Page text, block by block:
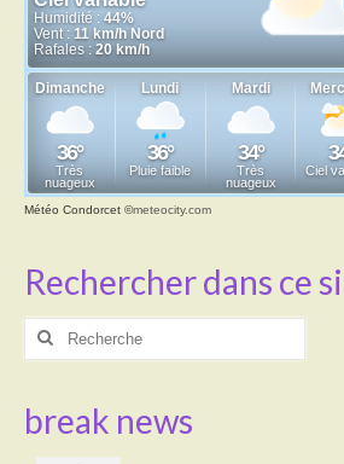
L’école
Environnement
Transport
Cimetière
Culte
DECHETS VERTS
Météo Condorcet ©meteocity.com
Rechercher dans ce
Rechercher
break news